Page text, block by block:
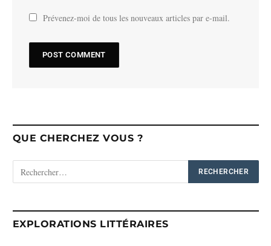
Prévenez-moi de tous les nouveaux articles par e-mail.
QUE CHERCHEZ VOUS ?
EXPLORATIONS LITTÉRAIRES